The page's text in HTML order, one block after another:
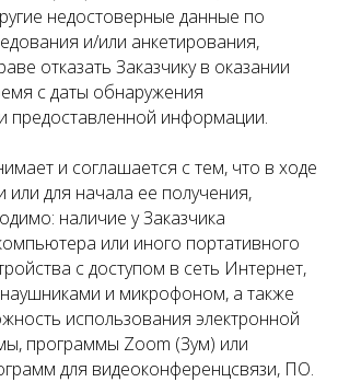
недостоверные данные по
и/или анкетирования,
отказать Заказчику в оказании
с даты обнаружения
предоставленной информации.
и соглашается с тем, что в ходе
или для начала ее получения,
наличие у Заказчика
или иного портативного
с доступом в сеть Интернет,
и микрофоном, а также
использования электронной
программы Zoom (Зум) или
для видеоконференцсвязи, ПО.